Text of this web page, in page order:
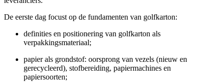
De eerste dag focust op de fundamenten van golfkarton:
definities en positionering van golfkarton als
verpakkingsmateriaal;
papier als grondstof: oorsprong van vezels (nieuw en
gerecycleerd), stofbereiding, papiermachines en
papiersoorten;